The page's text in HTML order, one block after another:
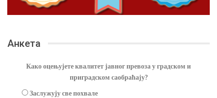
Анкета
Како оцењујете квалитет јавног превоза у градском и
приградском саобраћају?
Заслужују све похвале